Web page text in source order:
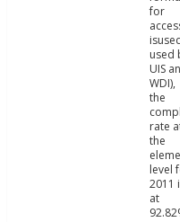
for
used
UIS
WDI),
the
rate
the
level
2011
at